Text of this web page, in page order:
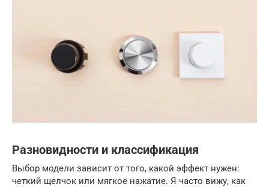
Разновидности и классификация
Выбор модели зависит от того, какой эффект нужен:
четкий щелчок или мягкое нажатие. Я часто вижу, как